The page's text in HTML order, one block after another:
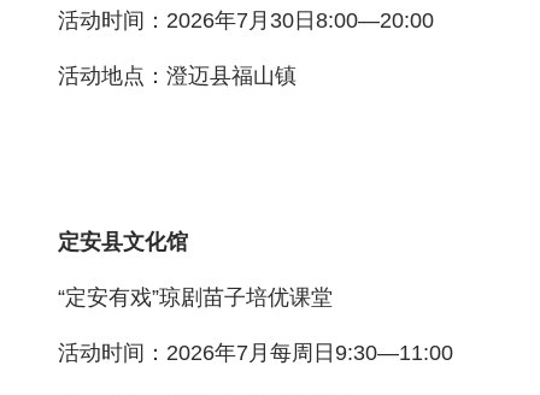
活动时间：2026年7月30日8:00—20:00
活动地点：澄迈县福山镇
定安县文化馆
“定安有戏”琼剧苗子培优课堂
活动时间：2026年7月每周日9:30—11:00